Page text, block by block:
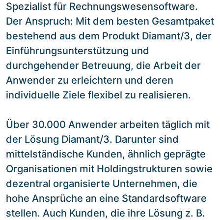
Spezialist für Rechnungswesensoftware.
Der Anspruch: Mit dem besten Gesamtpaket
bestehend aus dem Produkt Diamant/3, der
Einführungsunterstützung und
durchgehender Betreuung, die Arbeit der
Anwender zu erleichtern und deren
individuelle Ziele flexibel zu realisieren.
Über 30.000 Anwender arbeiten täglich mit
der Lösung Diamant/3. Darunter sind
mittelständische Kunden, ähnlich geprägte
Organisationen mit Holdingstrukturen sowie
dezentral organisierte Unternehmen, die
hohe Ansprüche an eine Standardsoftware
stellen. Auch Kunden, die ihre Lösung z. B.